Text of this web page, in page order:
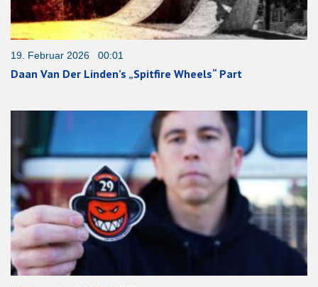
19. Februar 2026 00:01
Daan Van Der Linden’s „Spitfire Wheels“ Part